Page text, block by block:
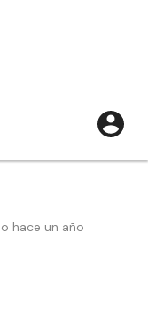
hace un año